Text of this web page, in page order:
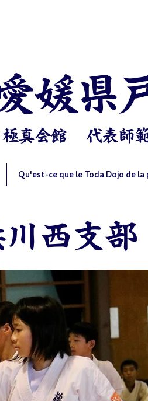
極真会館 ​代表師
媛県
Qu'est-ce que le Toda Dojo de
西支部